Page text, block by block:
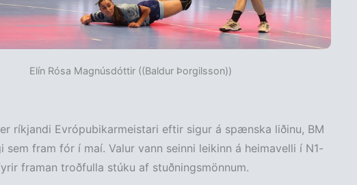
Elín Rósa Magnúsdóttir ((Baldur Þorgilsson))
er ríkjandi Evrópubikarmeistari eftir sigur á spænska liðinu, BM
sem fram fór í maí. Valur vann seinni leikinn á heimavelli í N1-
framan troðfulla stúku af stuðningsmönnum.